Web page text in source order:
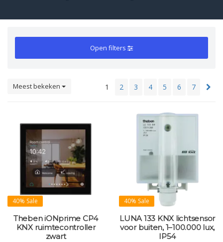
Open filters
Meest bekeken 1 2 3 4 5 6 7
40% Sale
Theben iONprime CP4
KNX ruimtecontroller
zwart
40% Sale
LUNA 133 KNX lichtsensor
voor buiten, 1–100.000 lux,
IP54